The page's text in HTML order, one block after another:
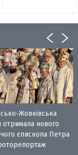
Жовківська
отримала нового
єпископа Петра